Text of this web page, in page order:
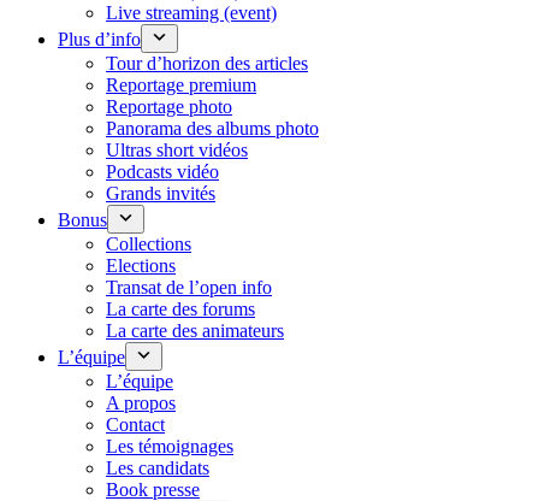
Live streaming (event)
Plus d’info
Tour d’horizon des articles
Reportage premium
Reportage photo
Panorama des albums photo
Ultras short vidéos
Podcasts vidéo
Grands invités
Bonus
Collections
Elections
Transat de l’open info
La carte des forums
La carte des animateurs
L’équipe
L’équipe
A propos
Contact
Les témoignages
Les candidats
Book presse